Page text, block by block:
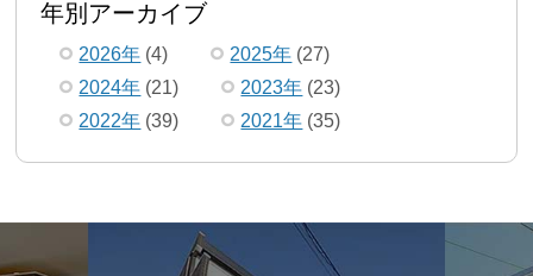
年別アーカイブ
2026年 (4) 2025年 (27)
2024年 (21) 2023年 (23)
2022年 (39) 2021年 (35)